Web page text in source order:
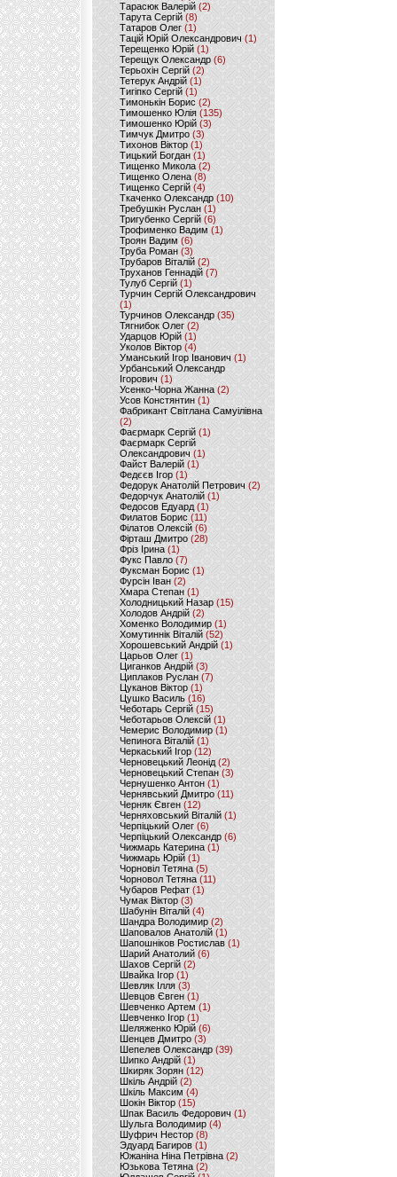
Тарасюк Валерій (2)
Тарута Сергій (8)
Татаров Олег(1)
Тацій Юрій Олександрович(1)
Терещенко Юрій(1)
Терещук Олександр(6)
Терьохін Сергій (2)
Тетерук Андрій (1)
Тигіпко Сергій(1)
Тимонькін Борис (2)
Тимошенко Юлія (135)
Тимошенко Юрій(3)
Тимчук Дмитро (3)
Тихонов Віктор (1)
Тицький Богдан (1)
Тищенко Микола (2)
Тищенко Олена (8)
Тищенко Сергій (4)
Ткаченко Олександр (10)
Требушкін Руслан (1)
Тригубенко Сергій(6)
Трофименко Вадим (1)
Троян Вадим (6)
Труба Роман(3)
Трубаров Віталій (2)
Труханов Геннадій (7)
Тулуб Сергій(1)
Турчин Сергій Олександрович
(1)
Турчинов Олександр(35)
Тягнибок Олег (2)
Ударцов Юрій (1)
Уколов Віктор(4)
Уманський Ігор Іванович(1)
Урбанський Олександр
Ігорович (1)
Усенко-Чорна Жанна (2)
Усов Констянтин(1)
Фабрикант Світлана Самуілівна
(2)
Фаєрмарк Сергій(1)
Фаєрмарк Сергій
Олександрович (1)
Файст Валерій(1)
Федєєв Ігор (1)
Федорук Анатолій Петрович (2)
Федорчук Анатолій (1)
Федосов Едуард (1)
Филатов Борис (11)
Філатов Олексій (6)
Фірташ Дмитро (28)
Фріз Ірина (1)
Фукс Павло (7)
Фуксман Борис (1)
Фурсін Іван (2)
Хмара Степан(1)
Холодницький Назар(15)
Холодов Андрій (2)
Хоменко Володимир (1)
Хомутиннік Віталій (52)
Хорошевський Андрій (1)
Царьов Олег (1)
Циганков Андрій (3)
Циплаков Руслан(7)
Цуканов Віктор (1)
Цушко Василь (16)
Чеботарь Сергій (15)
Чеботарьов Олексій (1)
Чемерис Володимир (1)
Чепинога Віталій (1)
Черкаський Ігор (12)
Черновецький Леонід(2)
Черновецький Степан (3)
Чернушенко Антон (1)
Чернявський Дмитро(11)
Черняк Євген(12)
Черняховський Віталій (1)
Черпіцький Олег (6)
Черпіцький Олександр (6)
Чижмарь Катерина (1)
Чижмарь Юрій (1)
Чорновіл Тетяна (5)
Чорновол Тетяна (11)
Чубаров Рефат (1)
Чумак Віктор(3)
Шабунін Віталій (4)
Шандра Володимир (2)
Шаповалов Анатолій(1)
Шапошніков Ростислав(1)
Шарий Анатолий(6)
Шахов Сергій(2)
Швайка Ігор (1)
Шевляк Ілля (3)
Шевцов Євген (1)
Шевченко Артем(1)
Шевченко Ігор(1)
Шеляженко Юрій (6)
Шенцев Дмитро (3)
Шепелев Олександр (39)
Шипко Андрій(1)
Шкиряк Зорян(12)
Шкіль Андрій(2)
Шкіль Максим (4)
Шокін Віктор (15)
Шпак Василь Федорович (1)
Шульга Володимир (4)
Шуфрич Нестор(8)
Эдуард Багиров (1)
Южаніна Ніна Петрівна (2)
Юзькова Тетяна(2)